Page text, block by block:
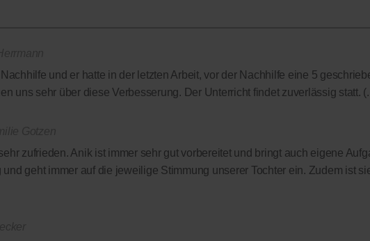
und er hatte in der letzten Arbeit, vor der Nachhilfe eine 5
uns sehr über diese Verbesserung. Der Unterricht findet zuverlässig statt.
zufrieden. Anik ist immer sehr gut vorbereitet und bringt auch eigene
geht immer auf die jeweilige Stimmung unserer Tochter ein. Zudem ist